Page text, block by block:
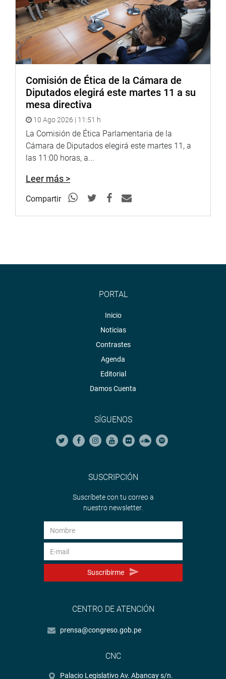
y redes sociales.
Heraldo:goo.gl/Ty5Tto
Portal: http://www.congreso.gob.pe/
Facebook: https://goo.gl/s5t7XN
Twitter:https://goo.gl/iMywRR
YouTube:https://goo.gl/VBXBNk
goo.gl/hMwTg1
fotografia.congreso.gob.pe
Comisión de Ética de la Cámara de
Diputados elegirá este martes 11 a su
mesa directiva
10 Ago 2026 | 11:51 h
La Comisión de Ética Parlamentaria de la
Cámara de Diputados elegirá este martes 11, a
las 11:00 horas, a...
Leer más >
Compartir
PORTAL
Inicio
Noticias
Contrastes
Agenda
Editorial
Damos Cuenta
SÍGUENOS
SUSCRIPCIÓN
Suscríbete con tu correo a
nuestro newsletter.
Suscribirme
CENTRO DE ATENCIÓN
prensa@congreso.gob.pe
CNC
Palacio Legislativo Av. Abancay s/n.